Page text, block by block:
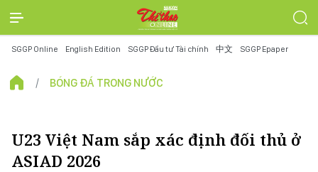
SGGP Online English Edition SGGP Đầu tư Tài chính 中文 SGGP Epaper
BÓNG ĐÁ TRONG NƯỚC
U23 Việt Nam sắp xác định đối thủ ở
ASIAD 2026